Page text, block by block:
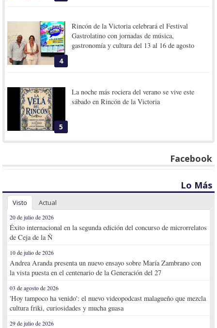
4
Rincón de la Victoria celebrará el Festival
Gastrolatino con jornadas de música,
gastronomía y cultura del 13 al 16 de agosto
5
La noche más rociera del verano se vive este
sábado en Rincón de la Victoria
Facebook
Lo Más
Visto Actual
20 de julio de 2026
Éxito internacional en la segunda edición del concurso de microrrelatos
de Ceja de la Ñ
10 de julio de 2026
Andrea Aranda presenta un nuevo ensayo sobre María Zambrano con
la vista puesta en el centenario de la Generación del 27
03 de agosto de 2026
'Hoy tampoco ha venido': el nuevo videopodcast malagueño que mezcla
cultura friki, curiosidades y mucha guasa
29 de julio de 2026